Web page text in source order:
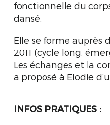
fonctionnelle du
dansé.
Elle se forme auprès
2011 (cycle long,
Les échanges et la
a proposé à Elodie
INFOS PRATIQUES :